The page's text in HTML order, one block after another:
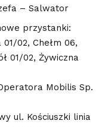
– Salwator
przystanki:
02, Chełm 06,
01/02, Żywiczna
Mobilis Sp.
ul. Kościuszki linia